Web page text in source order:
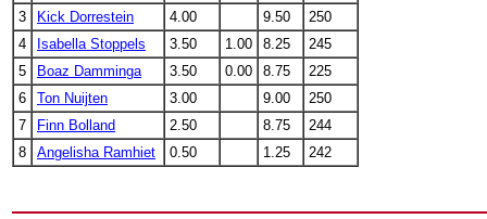
3
Kick Dorrestein 4.00 9.50
250
4
Isabella Stoppels 3.50 1.00 8.25
245
5
Boaz Damminga 3.50 0.00 8.75
225
6
Ton Nuijten 3.00 9.00
250
7
Finn Bolland 2.50 8.75
244
8
Angelisha Ramhiet 0.50 1.25 242